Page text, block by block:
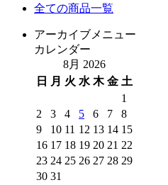
全ての商品一覧
アーカイブメニュー
カレンダー
8月 2026
日
月 火 水 木 金 土
1
2
3 4 5 6 7
8
9
10 11 12 13 14 15
16 17 18 19 20 21 22
23 24 25 26 27 28 29
30 31